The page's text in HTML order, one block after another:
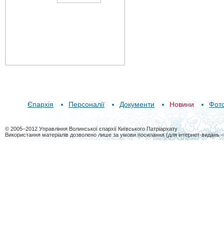
Єпархія Персоналії Документи Новини
© 2005–2012 Управління Волинської єпархії Київського Патріархату
Використання матеріалів дозволено лише за умови посилання (для інтернет-видань